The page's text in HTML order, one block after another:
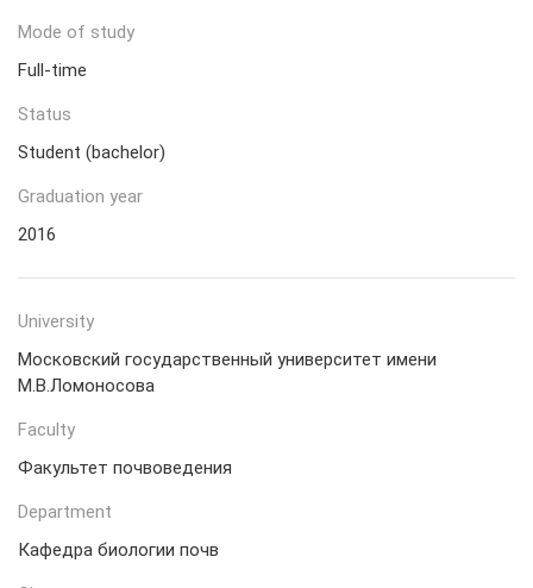
Mode of study
Full-time
Status
Student (bachelor)
Graduation year
2016
University
Московский государственный университет имени
М.В.Ломоносова
Faculty
Факультет почвоведения
Department
Кафедра биологии почв